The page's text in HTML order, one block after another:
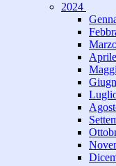
2024
Aprile